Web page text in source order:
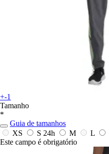
+-1
Tamanho
*
Guia de tamanhos
XS
S 24h M L
Este campo é obrigatório